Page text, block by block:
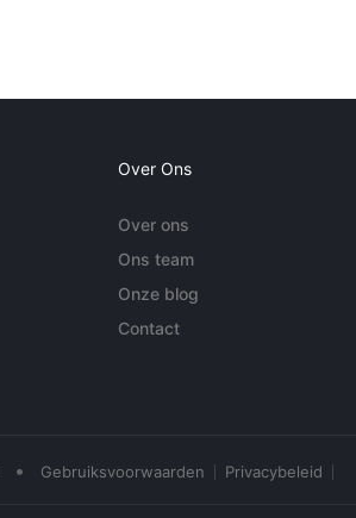
Over Ons
Over ons
Ons team
Onze blog
Contact
• Gebruiksvoorwaarden Privacybeleid